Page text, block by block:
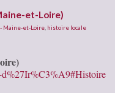
et-Loire)
Maine-et-Loire histoire locale